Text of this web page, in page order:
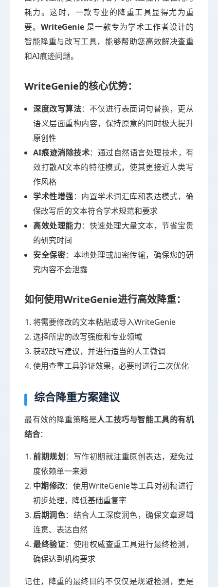
耗力。这时，一款专业的降重工具显得尤为重
要。 WriteGenie 是一款专为学术工作者设计的
智能降重与改写工具，能够帮助您高效解决查重
和AI痕迹问题。
WriteGenie的核心优势：
深度改写算法：不仅进行表面词句替换，更从
语义层面重构内容，保持原意的同时极大提升
原创性
AI痕迹消除技术：通过自然语言处理技术，有
效打散AI文本的特征模式，使其更接近人类写
作风格
学术性增强：内置学术词汇库和表达模式，确
保改写后的文本符合学术规范和要求
高效处理能力：快速处理大量文本，节省宝贵
的研究时间
安全保密：本地处理或加密传输，确保您的研
究内容不会泄露
如何使用WriteGenie进行高效降重：
将需要修改的文本粘贴或导入WriteGenie
选择所需的改写强度和专业领域
获取改写建议，并进行适当的人工微调
使用查重工具验证效果，必要时进行二次优化
综合降重方案建议
最有效的降重策略是人工技巧与智能工具的有机
结合：
前期规划 ：写作初期就注重原创表达，避免过
度依赖单一来源
中期修改：使用WriteGenie等工具对初稿进行
初步处理，降低基础重复率
后期润色：结合人工深度润色，确保文章逻辑
连贯、表达自然
最终验证：使用权威查重工具进行最终检测，
确保达到机构要求
记住，降重的最终目的不仅仅是规避检测，更是